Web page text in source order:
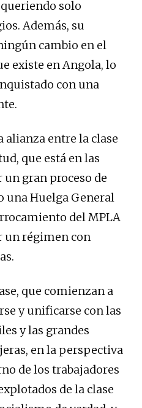
solo
Además, su
cambio en el
existe en Angola, lo
con una
alianza entre la clase
que está en las
gran proceso de
Huelga General
del MPLA
un régimen con
que comienzan a
y unificarse con las
y las grandes
en la perspectiva
de los trabajadores
de la clase